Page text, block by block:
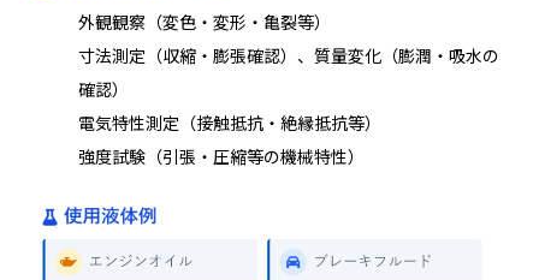
外観観察（変⾊‧変形‧⻲裂等）
⼨法測定（収縮‧膨張確認）、質量変化（膨潤・吸水の
確認）
電気特性測定（接触抵抗‧絶縁抵抗等）
強度試験（引張‧圧縮等の機械特性）